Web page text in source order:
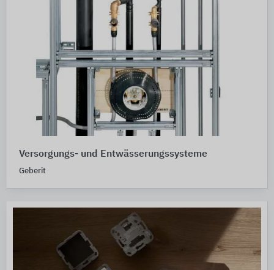
Versorgungs- und Entwässerungssysteme
Geberit